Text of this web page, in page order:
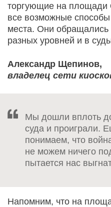
торгующие на площади
все возможные
места. Они
разных уровней и в
Александр Щепинов,
владелец сети
Мы дошли вплоть
суда и проиграли.
понимаем, что
не можем ничего
пытается нас
Напомним, что на